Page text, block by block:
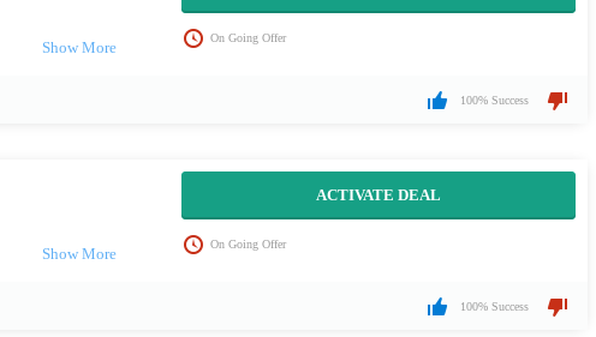
On Going Offer
100% Success
ACTIVATE DEAL
On Going Offer
100% Success